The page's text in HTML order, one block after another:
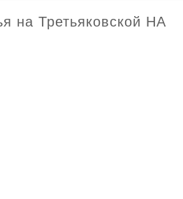
на Третьяковской НА